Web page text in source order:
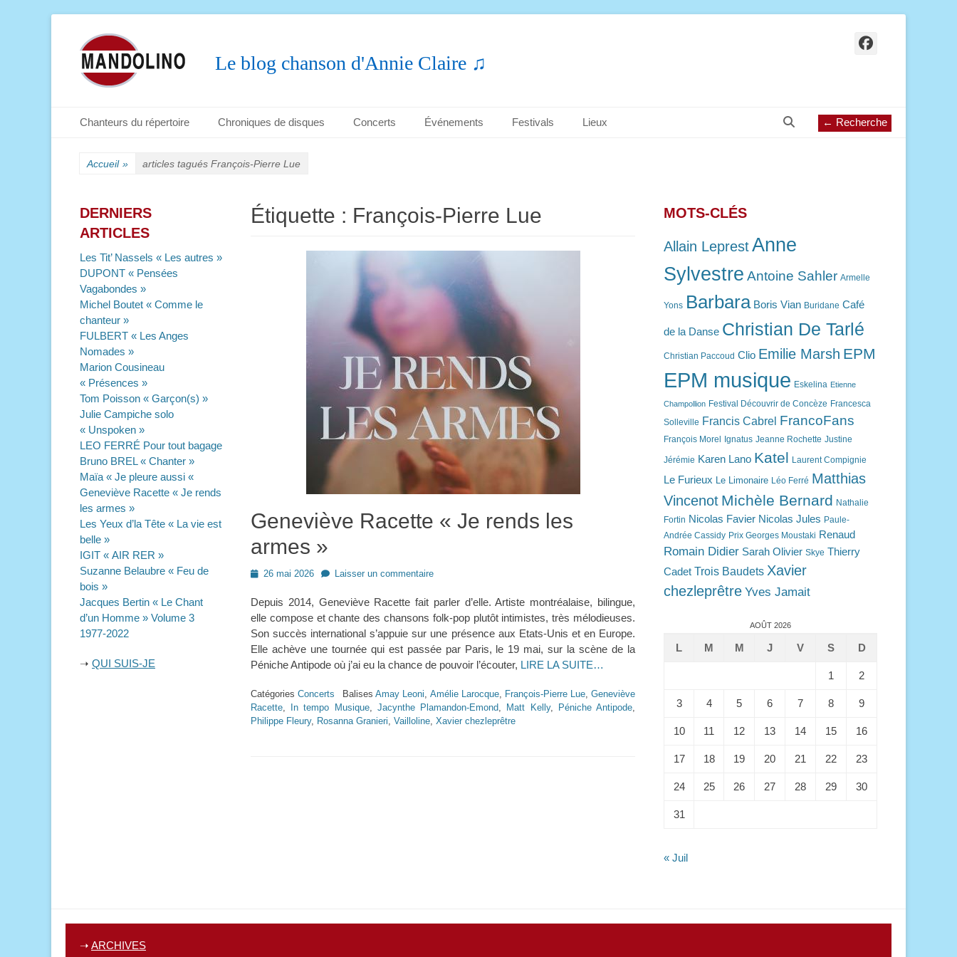
Le blog chanson d'Annie Claire ♫
Facebook
Menu principal
Chanteurs du répertoire Chroniques de disques Concerts Événements Festivals Lieux ← Recherche
Recherche
Accueil » articles tagués François-Pierre Lue
Étiquette : François-Pierre Lue
Geneviève Racette « Je rends les
armes »
Posted26 mai 2026 Laisser un commentaire
Depuis 2014, Geneviève Racette fait parler d’elle. Artiste montréalaise, bilingue,
elle compose et chante des chansons folk-pop plutôt intimistes, très mélodieuses.
Son succès international s’appuie sur une présence aux Etats-Unis et en Europe.
Elle achève une tournée qui est passée par Paris, le 19 mai, sur la scène de la
Péniche Antipode où j’ai eu la chance de pouvoir l’écouter, LIRE LA SUITE…
CatégoriesConcerts BalisesAmay Leoni, Amélie Larocque, François-Pierre Lue,Geneviève
Racette, In tempo Musique, Jacynthe Plamandon-Emond, Matt Kelly, Péniche Antipode,
Philippe Fleury, Rosanna Granieri, Vailloline, Xavier chezleprêtre
MOTS-CLÉS
Allain LeprestAnne
Sylvestre Antoine Sahler Armelle
Yons Barbara Boris Vian Buridane Café
de la Danse Christian De Tarlé
Christian Paccoud Clio Emilie Marsh EPM
EPM musique Eskelina Etienne
Champollion Festival Découvrir de Concèze Francesca
Solleville Francis Cabrel FrancoFans
François Morel Ignatus Jeanne Rochette Justine
Jérémie Karen Lano Katel Laurent Compignie
Le Furieux Le Limonaire Léo Ferré Matthias
Vincenot Michèle Bernard Nathalie
Fortin Nicolas Favier Nicolas Jules Paule-
Andrée Cassidy Prix Georges Moustaki Renaud
Romain Didier Sarah Olivier Skye Thierry
Cadet Trois Baudets Xavier
chezleprêtre Yves Jamait
AOÛT 2026
L M M J V S D
1 2
3 4 5 6 7 8 9
10 11 12 13 14 15 16
17 18 19 20 21 22 23
24 25 26 27 28 29 30
31
« Juil
DERNIERS
ARTICLES
Les Tit’ Nassels « Les autres »
DUPONT « Pensées
Vagabondes »
Michel Boutet « Comme le
chanteur »
FULBERT « Les Anges
Nomades »
Marion Cousineau
« Présences »
Tom Poisson « Garçon(s) »
Julie Campiche solo
« Unspoken »
LEO FERRÉ Pour tout bagage
Bruno BREL « Chanter »
Maïa « Je pleure aussi «
Geneviève Racette « Je rends
les armes »
Les Yeux d’la Tête « La vie est
belle »
IGIT « AIR RER »
Suzanne Belaubre « Feu de
bois »
Jacques Bertin « Le Chant
d’un Homme » Volume 3
1977-2022
➝ QUI SUIS-JE
➝ ARCHIVES